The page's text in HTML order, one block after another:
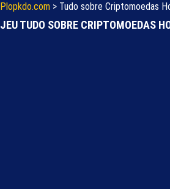
Plopkdo.com > Tudo sobre Criptomoedas
JEU TUDO SOBRE CRIPTOMOEDAS